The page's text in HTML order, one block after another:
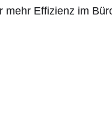
mehr Effizienz im